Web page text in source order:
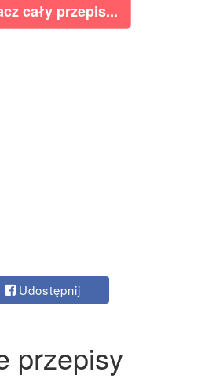
cały przepis...
Udostępnij
przepisy